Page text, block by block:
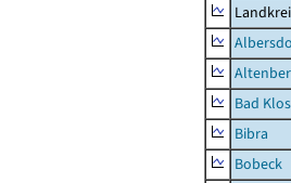
Bad
Bibra
Bobeck